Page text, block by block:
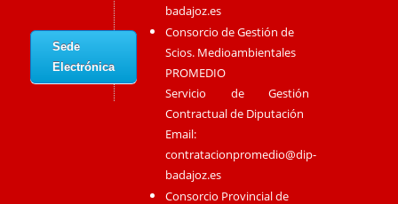
Sede
Electrónica
badajoz.es
Consorcio de Gestión de
Scios. Medioambientales
PROMEDIO
Servicio de Gestión
Contractual de Diputación
Email:
contratacionpromedio@dip-
badajoz.es
Consorcio Provincial de